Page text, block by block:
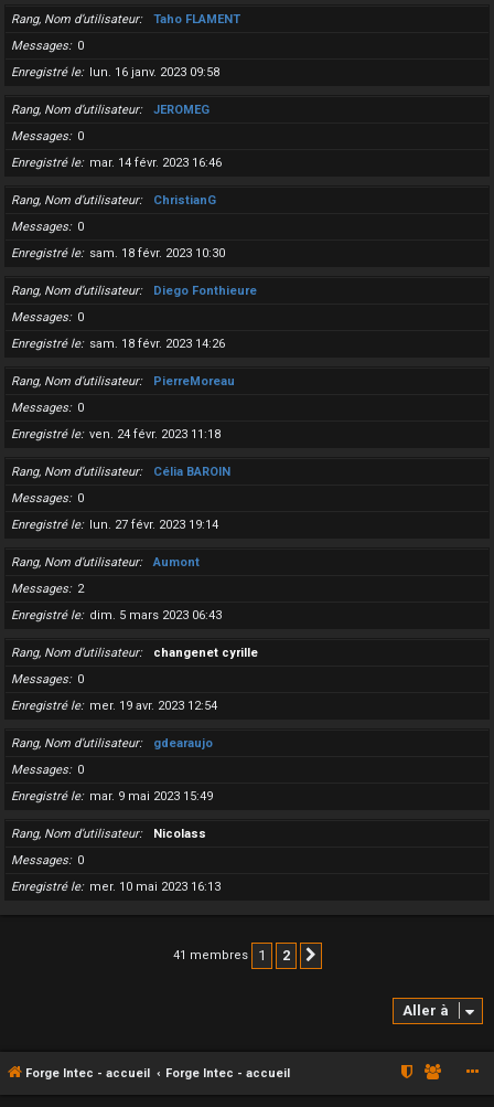
Rang, Nom d’utilisateur
Taho FLAMENT
Messages
0
Enregistré le
lun. 16 janv. 2023 09:58
Rang, Nom d’utilisateur
JEROMEG
Messages
0
Enregistré le
mar. 14 févr. 2023 16:46
Rang, Nom d’utilisateur
ChristianG
Messages
0
Enregistré le
sam. 18 févr. 2023 10:30
Rang, Nom d’utilisateur
Diego Fonthieure
Messages
0
Enregistré le
sam. 18 févr. 2023 14:26
Rang, Nom d’utilisateur
PierreMoreau
Messages
0
Enregistré le
ven. 24 févr. 2023 11:18
Rang, Nom d’utilisateur
Célia BAROIN
Messages
0
Enregistré le
lun. 27 févr. 2023 19:14
Rang, Nom d’utilisateur
Aumont
Messages
2
Enregistré le
dim. 5 mars 2023 06:43
Rang, Nom d’utilisateur
changenet cyrille
Messages
0
Enregistré le
mer. 19 avr. 2023 12:54
Rang, Nom d’utilisateur
gdearaujo
Messages
0
Enregistré le
mar. 9 mai 2023 15:49
Rang, Nom d’utilisateur
Nicolass
Messages
0
Enregistré le
mer. 10 mai 2023 16:13
41 membres 1 2
Aller à
Forge Intec - accueil Forge Intec - accueil